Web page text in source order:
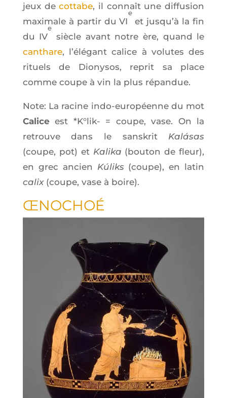
jeux decot­tabe, il connaît une dif­fu­sion
maxi­male à par­tir du VI
e
et jusqu’à la fin
du IV
e
siècle avant notre ère, quand le
can­thare, l’é­lé­gant calice à volutes des
rituels de Dio­ny­sos, reprit sa place
comme coupe à vin la plus répandue.
Note: La racine indo-euro­péenne du mot
Caliceest *K°lik- = coupe, vase. On la
retrouve dans le sans­krit Kalá­sas
(coupe, pot) et Kali­ka (bou­ton de fleur),
en grec ancien Kúliks (coupe), en latin
calix(coupe, vase à boire).
ŒNO­CHOÉ